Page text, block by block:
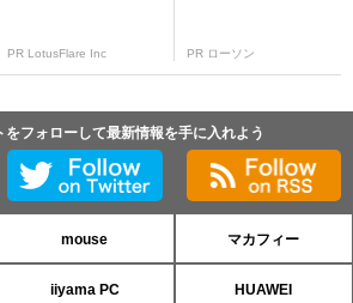
PR LotusFlare Inc PR ローソン
をフォローして最新情報を手に入れよう
mouse マカフィー
iiyama PC HUAWEI